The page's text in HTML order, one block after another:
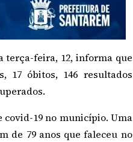
terça-feira, 12, informa que
17 óbitos, 146 resultados
19 no município. Uma
de 79 anos que faleceu no